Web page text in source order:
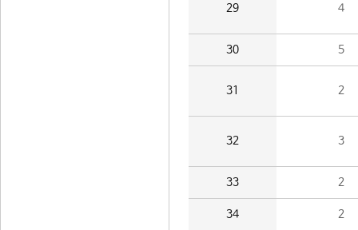
29 4
30 5
31 2
32 3
33 2
34 2